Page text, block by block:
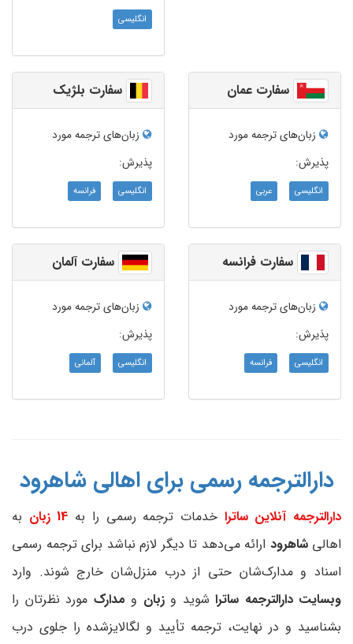
انگلیسی
سفارت عمان
زبان‌های ترجمه مورد
پذیرش:
انگلیسی عربی
سفارت بلژیک
زبان‌های ترجمه مورد
پذیرش:
انگلیسی فرانسه
سفارت فرانسه
زبان‌های ترجمه مورد
پذیرش:
انگلیسی فرانسه
سفارت آلمان
زبان‌های ترجمه مورد
پذیرش:
انگلیسی آلمانی
دارالترجمه رسمی برای اهالی شاهرود
دارالترجمه آنلاین ساتراخدمات ترجمه رسمی را به 14 زبان
به
اهالیشاهرود ارائه می‌دهد تا دیگر لازم نباشد برای ترجمه رسمی
اسناد و مدارک‌شان حتی از درب منزل‌شان خارج شوند. وارد
وبسایت دارالترجمه ساترا شوید وزبان و مدارک مورد نظرتان را
بشناسید و در نهایت، ترجمه تأیید و لگالایزشده را جلوی درب